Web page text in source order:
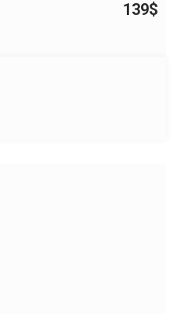
139$